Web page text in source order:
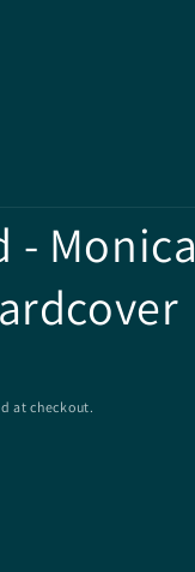
- Monica
at checkout.